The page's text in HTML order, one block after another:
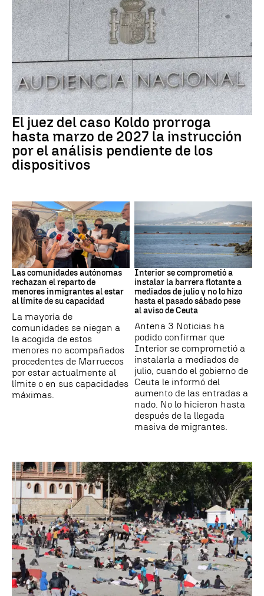
Caso Koldo
El juez del caso Koldo prorroga
hasta marzo de 2027 la instrucción
por el análisis pendiente de los
dispositivos
Crisis Migratoria
Las comunidades autónomas
rechazan el reparto de
menores inmigrantes al estar
al límite de su capacidad
La mayoría de
comunidades se niegan a
la acogida de estos
menores no acompañados
procedentes de Marruecos
por estar actualmente al
límite o en sus capacidades
máximas.
CRISIS MIGRATORIA
Interior se comprometió a
instalar la barrera flotante a
mediados de julio y no lo hizo
hasta el pasado sábado pese
al aviso de Ceuta
Antena 3 Noticias ha
podido confirmar que
Interior se comprometió a
instalarla a mediados de
julio, cuando el gobierno de
Ceuta le informó del
aumento de las entradas a
nado. No lo hicieron hasta
después de la llegada
masiva de migrantes.